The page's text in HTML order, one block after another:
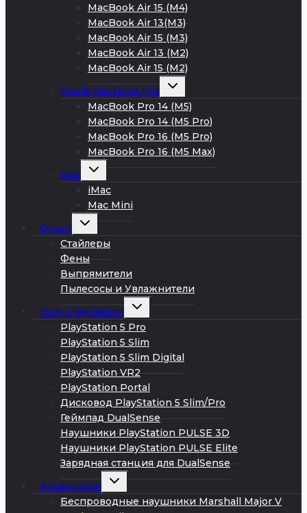
MacBook Air 15 (M4)
MacBook Air 13(M3)
MacBook Air 15 (M3)
MacBook Air 13 (M2)
MacBook Air 15 (M2)
Apple MacBook Pro
Развернуть
меню
MacBook Pro 14 (M5)
MacBook Pro 14 (M5 Pro)
MacBook Pro 16 (M5 Pro)
MacBook Pro 16 (M5 Max)
Mac
Развернуть
меню
iMac
Mac Mini
Dyson
Развернуть
меню
Стайлеры
Фены
Выпрямители
Пылесосы и Увлажнители
Sony PlayStation
Развернуть
меню
PlayStation 5 Pro
PlayStation 5 Slim
PlayStation 5 Slim Digital
PlayStation VR2
PlayStation Portal
Дисковод PlayStation 5 Slim/Pro
Геймпад DualSense
Наушники PlayStation PULSE 3D
Наушники PlayStation PULSE Elite
Зарядная станция для DualSense
Аксессуары
Развернуть
меню
Беспроводные наушники Marshall Major V